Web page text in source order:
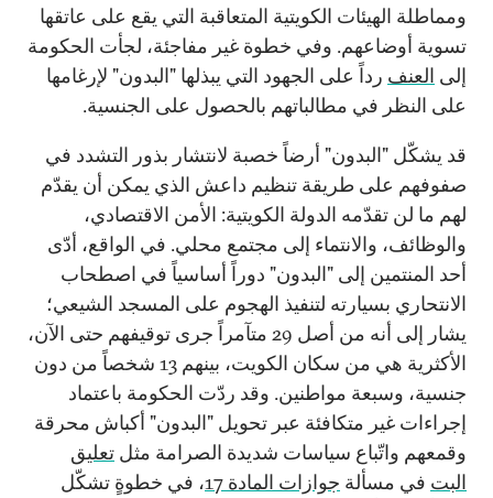
ومماطلة الهيئات الكويتية المتعاقبة التي يقع على عاتقها
تسوية أوضاعهم. وفي خطوة غير مفاجئة، لجأت الحكومة
إلى العنف رداً على الجهود التي يبذلها "البدون" لإرغامها
على النظر في مطالباتهم بالحصول على الجنسية.
قد يشكّل "البدون" أرضاً خصبة لانتشار بذور التشدد في
صفوفهم على طريقة تنظيم داعش الذي يمكن أن يقدّم
لهم ما لن تقدّمه الدولة الكويتية: الأمن الاقتصادي،
والوظائف، والانتماء إلى مجتمع محلي. في الواقع، أدّى
أحد المنتمين إلى "البدون" دوراً أساسياً في اصطحاب
الانتحاري بسيارته لتنفيذ الهجوم على المسجد الشيعي؛
يشار إلى أنه من أصل 29 متآمراً جرى توقيفهم حتى الآن،
الأكثرية هي من سكان الكويت، بينهم 13 شخصاً من دون
جنسية، وسبعة مواطنين. وقد ردّت الحكومة باعتماد
إجراءات غير متكافئة عبر تحويل "البدون" أكباش محرقة
وقمعهم واتّباع سياسات شديدة الصرامة مثل تعليق
البت في مسألة جوازات المادة 17
، في خطوةٍ تشكّل